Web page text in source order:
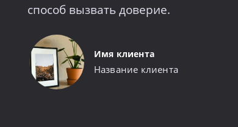
способ вызвать доверие.
Имя клиента
Название клиента